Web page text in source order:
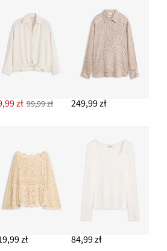
DO KOSZYKA
zł 99,99 zł 249,99 zł
zł 84,99 zł